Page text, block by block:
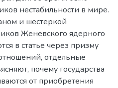
нестабильности в мире.
и шестеркой
Женевского ядерного
в статье через призму
отдельные
почему государства
от приобретения